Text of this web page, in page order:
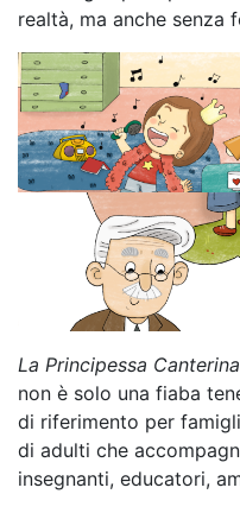
realtà, ma anche senza
La Principessa
non è solo una fiaba
di riferimento per
di adulti che
insegnanti, educatori,